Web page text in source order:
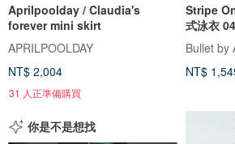
Aprilpoolday / Claudia's
forever mini skirt
APRILPOOLDAY
NT$ 2,004
31 人正準備購買
Stripe
式泳衣
Bullet by
NT$
你是不是想找